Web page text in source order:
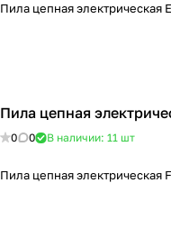
Пила цепная электрическая
Пила цепная
0 0 В наличии: 11 шт
Пила цепная электрическая